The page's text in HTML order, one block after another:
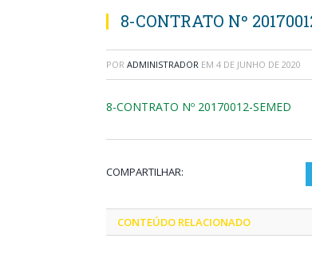
8-CONTRATO Nº
POR ADMINISTRADOR EM 4 DE JUNHO DE 2020
8-CONTRATO Nº 20170012-SEMED
COMPARTILHAR:
CONTEÚDO RELACIONADO